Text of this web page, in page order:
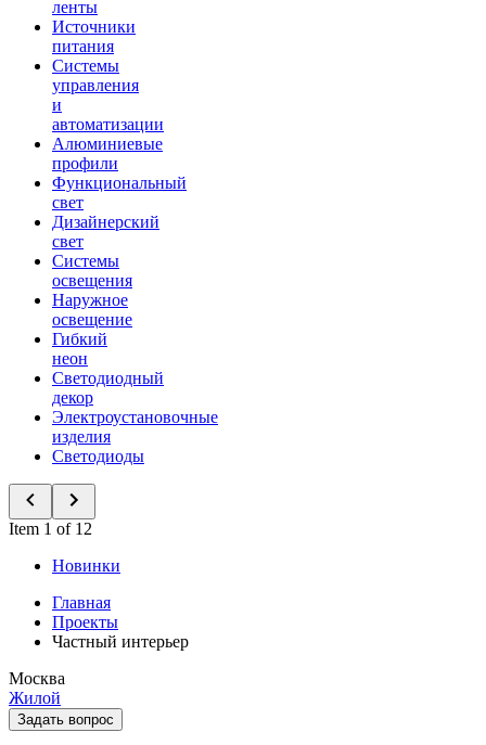
ленты
Источники
питания
Системы
управления
и
автоматизации
Алюминиевые
профили
Функциональный
свет
Дизайнерский
свет
Системы
освещения
Наружное
освещение
Гибкий
неон
Светодиодный
декор
Электроустановочные
изделия
Светодиоды
Item 1 of 12
Новинки
Главная
Проекты
Частный интерьер
Москва
Жилой
Задать вопрос